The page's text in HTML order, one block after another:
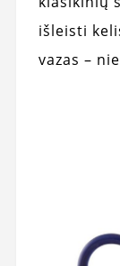
išleisti
vazas –